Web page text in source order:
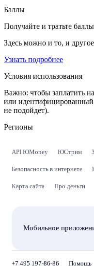
Баллы
Получайте и тратьте баллы
Здесь можно и то, и другое
Узнать подробнее
Условия использования
Важно: чтобы заплатить
или
не подойдет).
Регионы
API ЮMoney ЮСтрим
Безопасность в интернете
Карта сайта Про деньги
Мобильное
+7 495 197-86-86 Помощь